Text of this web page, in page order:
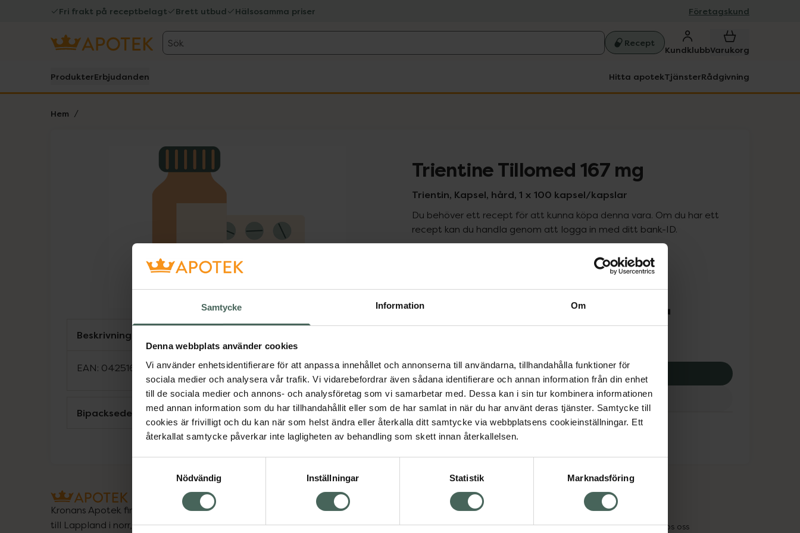
Samtycke Information Om
Denna webbplats använder cookies
Vi använder enhetsidentifierare för att anpassa innehållet och annonserna till användarna, tillhandahålla funktioner för
sociala medier och analysera vår trafik. Vi vidarebefordrar även sådana identifierare och annan information från din enhet
till de sociala medier och annons- och analysföretag som vi samarbetar med. Dessa kan i sin tur kombinera informationen
med annan information som du har tillhandahållit eller som de har samlat in när du har använt deras tjänster. Samtycke till
cookies är frivilligt och du kan när som helst ändra eller återkalla ditt samtycke via webbplatsens cookieinställningar. Ett
återkallat samtycke påverkar inte lagligheten av behandling som skett innan återkallelsen.
Nödvändig
Inställningar Statistik Marknadsföring
Fri frakt på receptbelagt Brett utbud Hälsosamma priser Företagskund
Sök Recept
KundklubbVarukorg
ProdukterErbjudanden Hitta apotekTjänsterRådgivning
Hem
Lista: . Innehåller 1 objekt. Trientine Tillomed 167 mg
Trientin, Kapsel, hård, 1 x 100 kapsel/kapslar
Du behöver ett recept för att kunna köpa denna vara. Om du har ett
recept kan du handla genom att logga in med ditt bank-ID.
Pris med recept
17845,48 kr
Köp via ditt recept
Aktuella erbjudanden
Beskrivning
EAN: 04251672302008
Bipacksedel från FASS Visa
Kronans Apotek finns här för dig. Du hittar oss från Skåne i syd
till Lappland i norr, och online i mobilen och på datorn.
Vanliga frågor
Om recept och läkemedel
Högkostnadsskyddet
Jobba hos oss